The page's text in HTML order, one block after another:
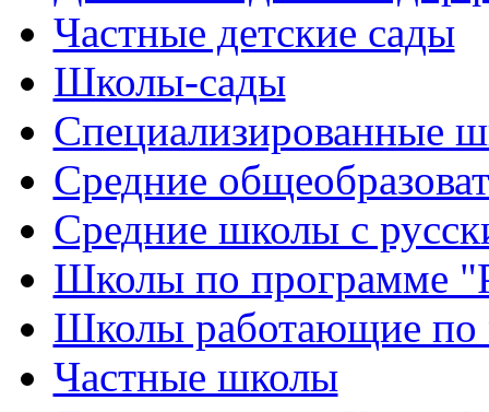
Частные детские сады
Школы-сады
Cпециализированные
Cредние
Средние школы с
Школы по программе
Школы работающие по
Частные школы